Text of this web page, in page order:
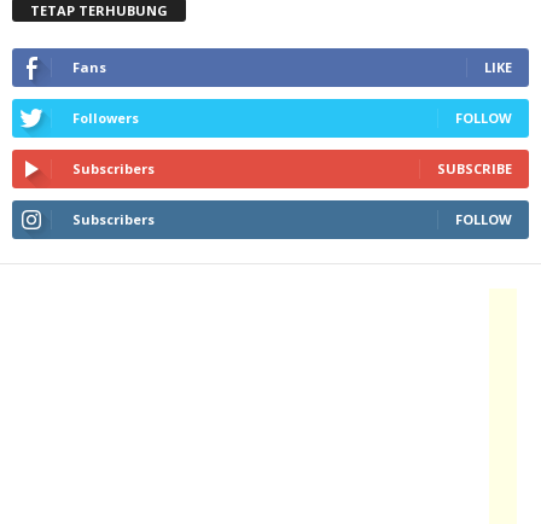
TETAP TERHUBUNG
Fans LIKE
Followers FOLLOW
Subscribers SUBSCRIBE
Subscribers FOLLOW